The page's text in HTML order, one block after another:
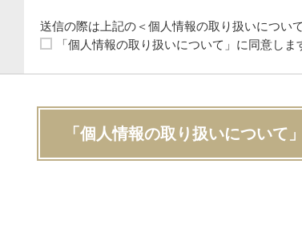
送信の際は上記の＜個人情報の取り扱いについ
「個人情報の取り扱いについて」に同意しま
「個人情報の取り扱いについて